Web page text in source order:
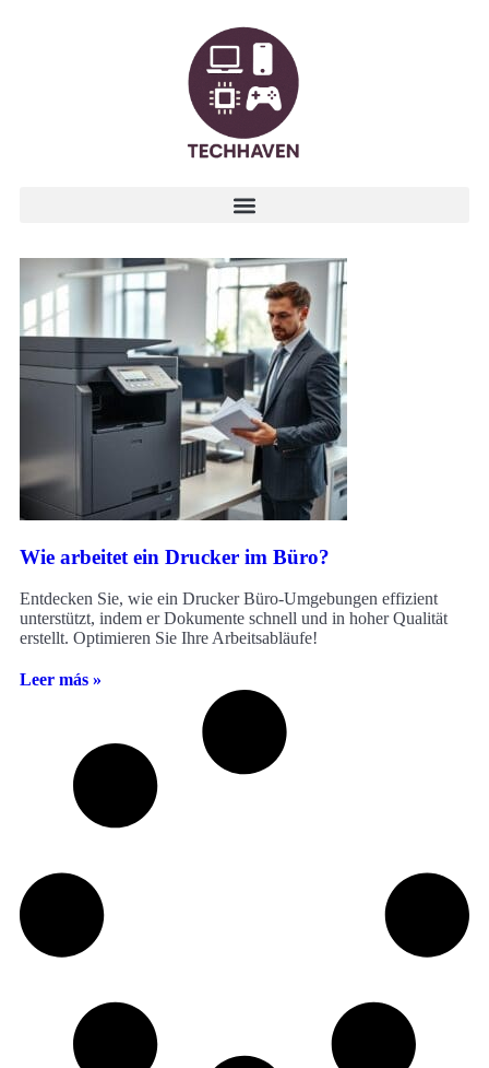
Wie arbeitet ein Drucker im Büro?
Entdecken Sie, wie ein Drucker Büro-Umgebungen effizient
unterstützt, indem er Dokumente schnell und in hoher Qualität
erstellt. Optimieren Sie Ihre Arbeitsabläufe!
Leer más »